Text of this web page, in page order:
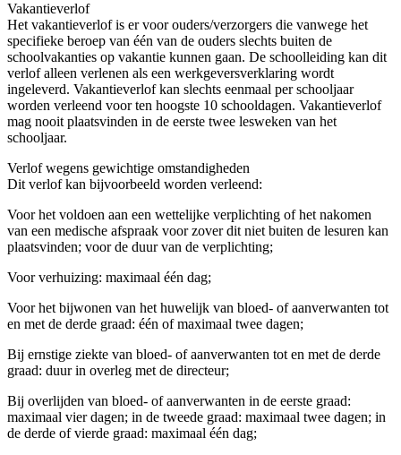
Vakantieverlof
Het vakantieverlof is er voor ouders/verzorgers die vanwege het
specifieke beroep van één van de ouders slechts buiten de
schoolvakanties op vakantie kunnen gaan. De schoolleiding kan dit
verlof alleen verlenen als een werkgeversverklaring wordt
ingeleverd. Vakantieverlof kan slechts eenmaal per schooljaar
worden verleend voor ten hoogste 10 schooldagen. Vakantieverlof
mag nooit plaatsvinden in de eerste twee lesweken van het
schooljaar.
Verlof wegens gewichtige omstandigheden
Dit verlof kan bijvoorbeeld worden verleend:
Voor het voldoen aan een wettelijke verplichting of het nakomen
van een medische afspraak voor zover dit niet buiten de lesuren kan
plaatsvinden; voor de duur van de verplichting;
Voor verhuizing: maximaal één dag;
Voor het bijwonen van het huwelijk van bloed- of aanverwanten tot
en met de derde graad: één of maximaal twee dagen;
Bij ernstige ziekte van bloed- of aanverwanten tot en met de derde
graad: duur in overleg met de directeur;
Bij overlijden van bloed- of aanverwanten in de eerste graad:
maximaal vier dagen; in de tweede graad: maximaal twee dagen; in
de derde of vierde graad: maximaal één dag;